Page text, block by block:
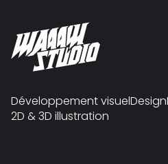
Développement visuelDesign
2D & 3D illustration